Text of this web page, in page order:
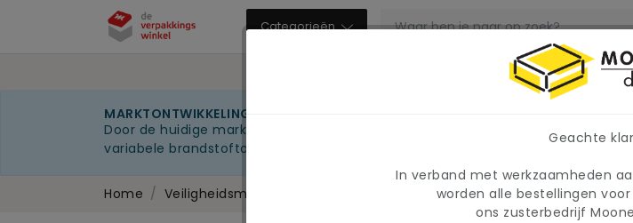
Categorieën
MARKTONTWIKKELINGEN 2026
Door de huidige marktomstandigheden kunnen prijzen en beschikbaarheid
variabele brandstoftoeslag
Home Veiligheidsmessen Veiligheidsmes Martor Secumax 350
Geachte
In verband met werkzaamheden
worden alle bestellingen
ons zusterbedrijf